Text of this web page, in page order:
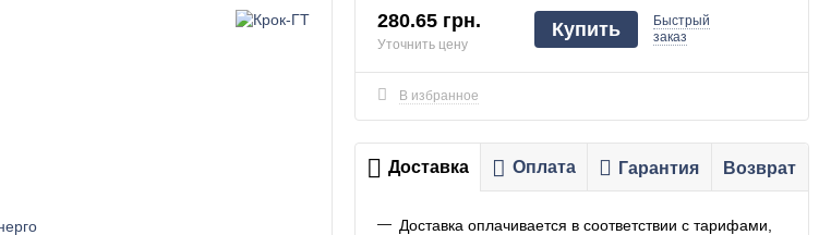
280.65 грн.
Уточнить цену
Купить
Быстрый
заказ
В избранное
Доставка Оплата Гарантия Возврат
Доставка оплачивается в соответствии с тарифами,